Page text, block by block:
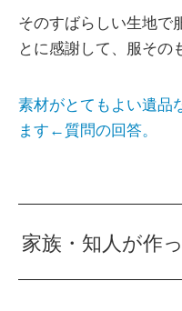
そのすばらしい生地で
とに感謝して、服その
素材がとてもよい遺品
ます←質問の回答。
家族・知人が作